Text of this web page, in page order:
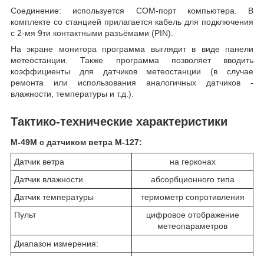
Соединение: используется СОМ-порт компьютера. В
комплекте со станцией прилагается кабель для подключения
с 2-мя 9ти контактными разъёмами (PIN).
На экране монитора программа выглядит в виде панели
метеостанции. Также программа позволяет вводить
коэффициенты для датчиков метеостанции (в случае
ремонта или использования аналогичных датчиков -
влажности, температуры и т.д.).
Тактико-технические характеристики
М-49М с датчиком ветра М-127:
Датчик ветра
на герконах
Датчик влажности
абсорбционного типа
Датчик температуры
термометр сопротивления
Пульт
цифровое отображение
метеопараметров
Диапазон измерения: